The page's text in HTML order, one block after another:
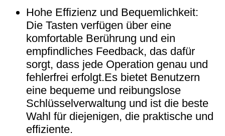
Hohe Effizienz und Bequemlichkeit:
Die Tasten verfügen über eine
komfortable Berührung und ein
empfindliches Feedback, das dafür
sorgt, dass jede Operation genau und
fehlerfrei erfolgt.Es bietet Benutzern
eine bequeme und reibungslose
Schlüsselverwaltung und ist die beste
Wahl für diejenigen, die praktische und
effiziente.